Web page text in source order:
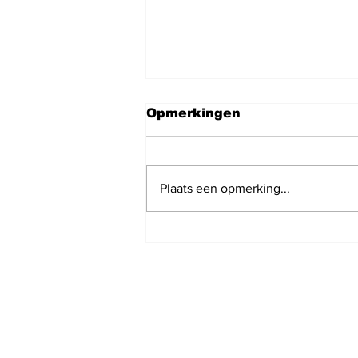
Opmerkingen
Plaats een opmerking...